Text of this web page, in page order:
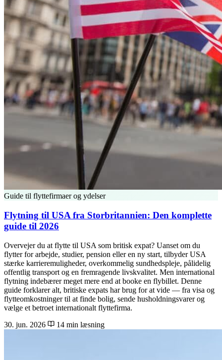
Guide til flyttefirmaer og ydelser
Flytning til USA fra Storbritannien: Den komplette
guide til 2026
Overvejer du at flytte til USA som britisk expat? Uanset om du
flytter for arbejde, studier, pension eller en ny start, tilbyder USA
stærke karrieremuligheder, overkommelig sundhedspleje, pålidelig
offentlig transport og en fremragende livskvalitet. Men international
flytning indebærer meget mere end at booke en flybillet. Denne
guide forklarer alt, britiske expats har brug for at vide — fra visa og
flytteomkostninger til at finde bolig, sende husholdningsvarer og
vælge et betroet internationalt flyttefirma.
30. jun. 2026
14 min læsning